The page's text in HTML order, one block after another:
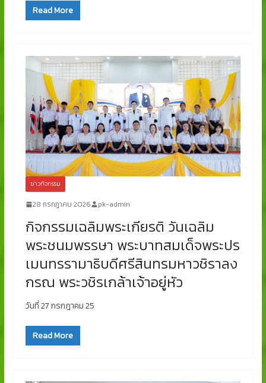
Read More
ข่าวกิจกรรม
28 กรกฎาคม 2026 pk-admin
กิจกรรมเฉลิมพระเกียรติ วันเฉลิม
พระชนมพรรษา พระบาทสมเด็จพระปร
เมนทรรามาธิบดีศรีสินทรมหาวชิราลง
กรณ พระวชิรเกล้าเจ้าอยู่หัว
วันที่ 27 กรกฎาคม 25
Read More